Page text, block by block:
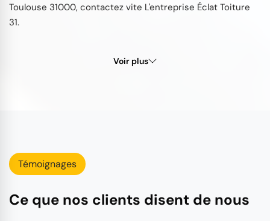
Toulouse 31000, contactez vite L'entreprise Éclat Toiture
31.
Voir plus
Témoignages
Ce que nos clients disent de nous